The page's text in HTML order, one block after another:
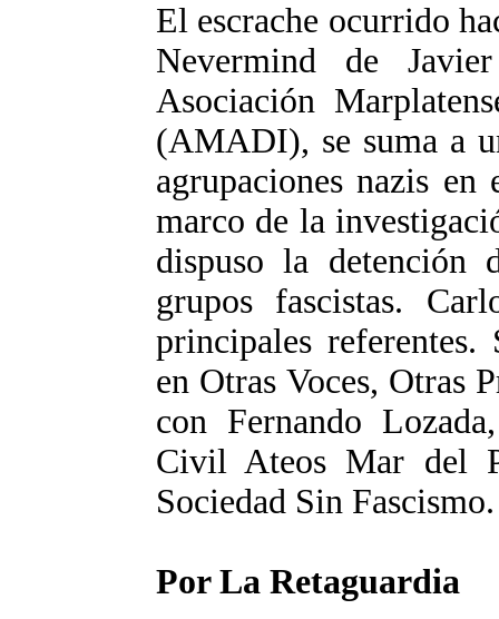
El escrache ocurrido
Nevermind de
Asociación
(AMADI), se suma a
agrupaciones nazis
marco de la
dispuso la detención
grupos fascistas.
principales referentes.
en Otras Voces, Otras
con Fernando
Civil Ateos Mar del
Sociedad Sin Fascismo.
Por La Retaguardia